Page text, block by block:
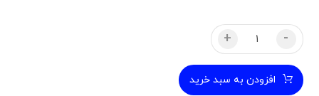
-
+
افزودن به سبد خرید